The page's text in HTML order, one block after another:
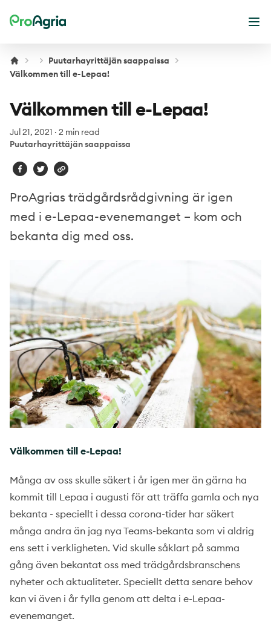
ProAgria
Puutarhayrittäjän saappaissa
Välkommen till e-Lepaa!
Välkommen till e-Lepaa!
Jul 21, 2021 · 2 min read
Puutarhayrittäjän saappaissa
ProAgrias trädgårdsrådgivning är igen
med i e-Lepaa-evenemanget – kom och
bekanta dig med oss.
Välkommen till e-Lepaa!
Många av oss skulle säkert i år igen mer än gärna ha
kommit till Lepaa i augusti för att träffa gamla och nya
bekanta - speciellt i dessa corona-tider har säkert
många andra än jag nya Teams-bekanta som vi aldrig
ens sett i verkligheten. Vid skulle såklart på samma
gång även bekantat oss med trädgårdsbranschens
nyheter och aktualiteter. Speciellt detta senare behov
kan vi även i år fylla genom att delta i e-Lepaa-
evenemanget.